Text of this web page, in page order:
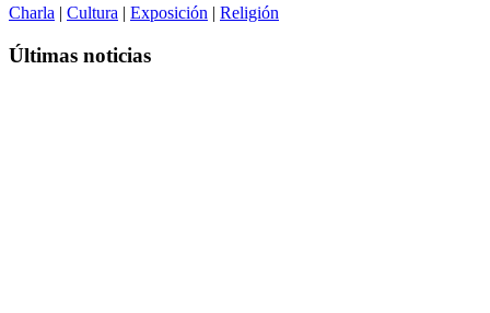
Charla | Cultura | Exposición | Religión
Últimas noticias